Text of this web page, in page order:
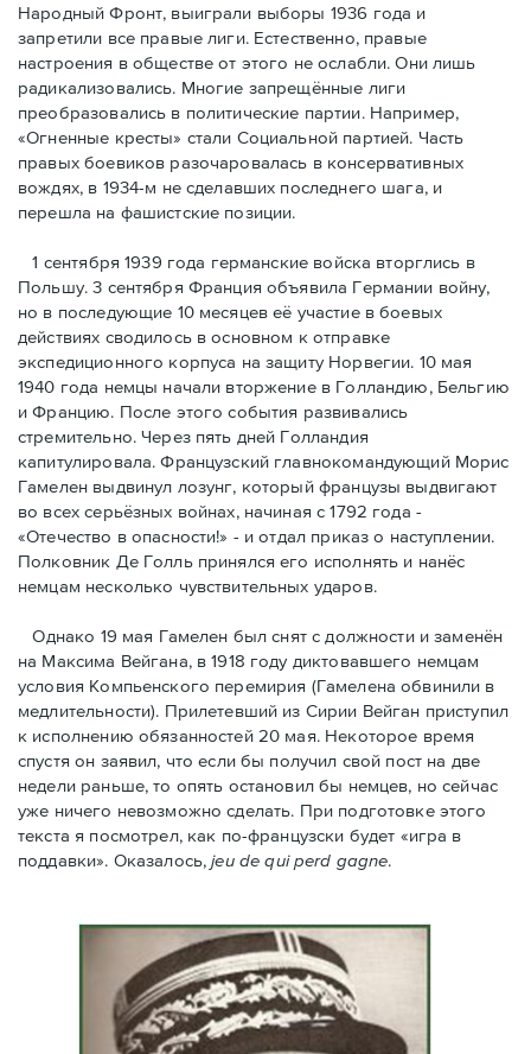
Народный Фронт, выиграли выборы 1936 года и
запретили все правые лиги. Естественно, правые
настроения в обществе от этого не ослабли. Они лишь
радикализовались. Многие запрещённые лиги
преобразовались в политические партии. Например,
«Огненные кресты» стали Социальной партией. Часть
правых боевиков разочаровалась в консервативных
вождях, в 1934-м не сделавших последнего шага, и
перешла на фашистские позиции.
1 сентября 1939 года германские войска вторглись в
Польшу. 3 сентября Франция объявила Германии войну,
но в последующие 10 месяцев её участие в боевых
действиях сводилось в основном к отправке
экспедиционного корпуса на защиту Норвегии. 10 мая
1940 года немцы начали вторжение в Голландию, Бельгию
и Францию. После этого события развивались
стремительно. Через пять дней Голландия
капитулировала. Французский главнокомандующий Морис
Гамелен выдвинул лозунг, который французы выдвигают
во всех серьёзных войнах, начиная с 1792 года -
«Отечество в опасности!» - и отдал приказ о наступлении.
Полковник Дe Голль принялся его исполнять и нанёс
немцам несколько чувствительных ударов.
Однако 19 мая Гамелен был снят с должности и заменён
на Максима Вейгана, в 1918 году диктовавшего немцам
условия Компьенского перемирия (Гамелена обвинили в
медлительности). Прилетевший из Сирии Вейган приступил
к исполнению обязанностей 20 мая. Hекоторое время
спустя oн заявил, что если бы получил свой пост на две
недели раньше, то опять остановил бы немцев, но сейчас
уже ничего невозможно сделать. При подготовке этого
текста я посмотрел, как по-французски будет «игра в
поддавки». Оказалось,jeu de qui perd gagne.